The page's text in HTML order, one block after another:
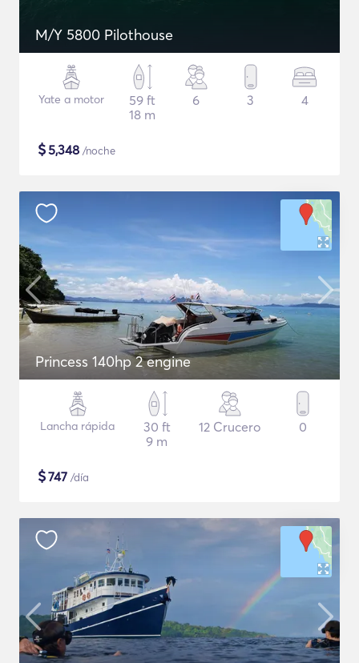
M/Y 5800 Pilothouse
Yate a motor
59 ft
18 m
6 3 4
$5,348 /noche
Princess 140hp 2 engine
Lancha rápida
30 ft
9 m
12 Crucero 0
$747 /día